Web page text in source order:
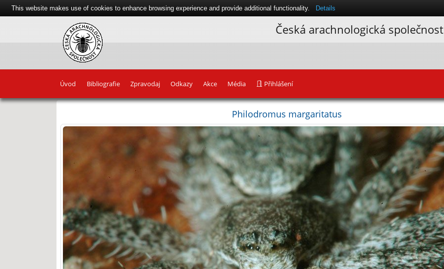
Česká arachnologická společnost
Úvod Bibliografie Zpravodaj Odkazy Akce Média Přihlášení
Philodromus margaritatus
This website makes use of cookies to enhance browsing experience and provide additional functionality. Details